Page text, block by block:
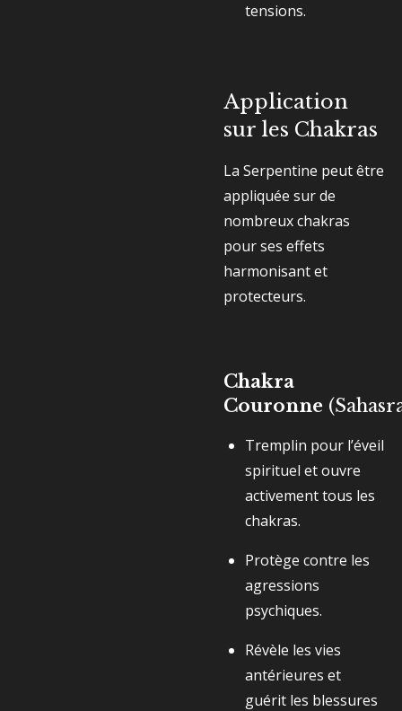
tensions.
Application
sur les Chakras
La Serpentine peut être
appliquée sur de
nombreux chakras
pour ses effets
harmonisant et
protecteurs.
Chakra
Couronne
Tremplin pour l’éveil
spirituel et ouvre
activement tous les
chakras.
Protège contre les
agressions
psychiques.
Révèle les vies
antérieures et
guérit les blessures